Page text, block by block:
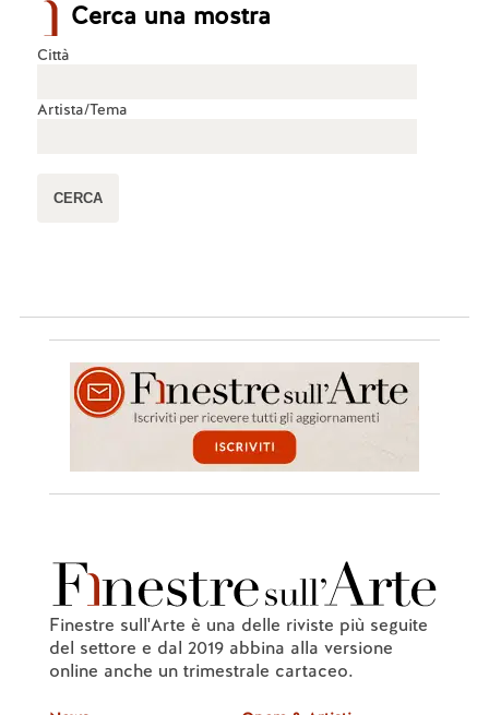
Cerca una mostra
Città
Artista/Tema
Finestre sull'Arte è una delle riviste più seguite
del settore e dal 2019 abbina alla versione
online anche un trimestrale cartaceo.